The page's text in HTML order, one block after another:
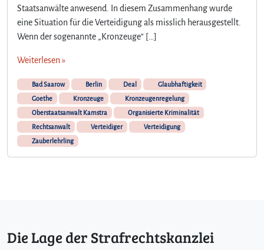
e
r
a
a
t
s
Staatsanwälte anwesend. In diesem Zusammenhang wurde
eine Situation für die Verteidigung als misslich herausgestellt.
Wenn der sogenannte „Kronzeuge“ […]
Weiterlesen »
Bad Saarow Berlin Deal
Glaubhaftigkeit
Goethe
Kronzeuge
Kronzeugenregelung
Oberstaatsanwalt Kamstra
Organisierte Kriminalität
Rechtsanwalt
Verteidiger
Verteidigung
Zauberlehrling
Die Lage der Strafrechtskanzlei